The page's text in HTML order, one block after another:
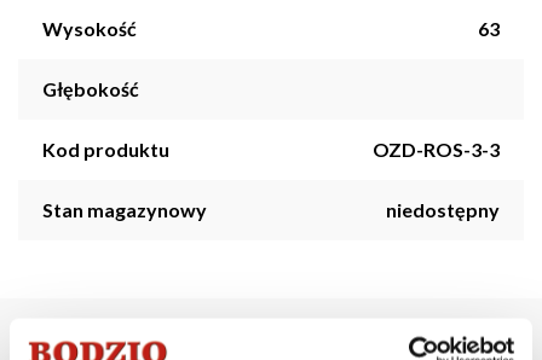
Wysokość 63
Głębokość
Kod produktu OZD-ROS-3-3
Stan magazynowy niedostępny